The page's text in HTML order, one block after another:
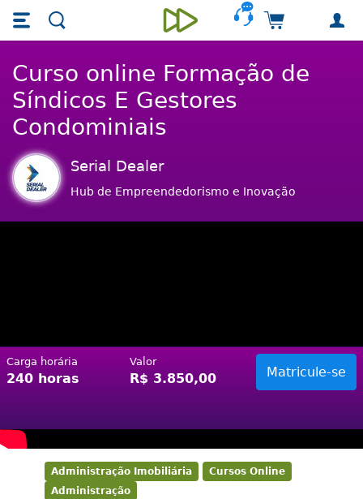
Skip main navigation
Skip to main content
Unieducar
Carrinho de
Curso online Formação de
Síndicos E Gestores
Condominiais
Serial Dealer
Hub de Empreendedorismo e Inovação
Carga horária
240 horas
Valor
R$ 3.850,00
Administração Imobiliária
Cursos Online
Administração